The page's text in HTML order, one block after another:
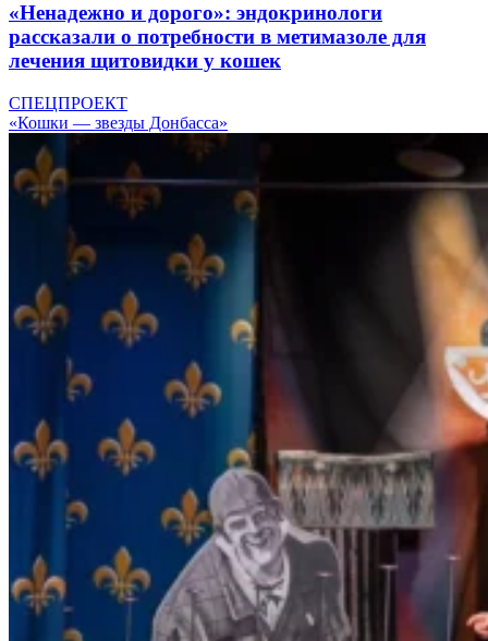
«Ненадежно и дорого»: эндокринологи
рассказали о потребности в метимазоле для
лечения щитовидки у кошек
СПЕЦПРОЕКТ
«Кошки — звезды Донбасса»